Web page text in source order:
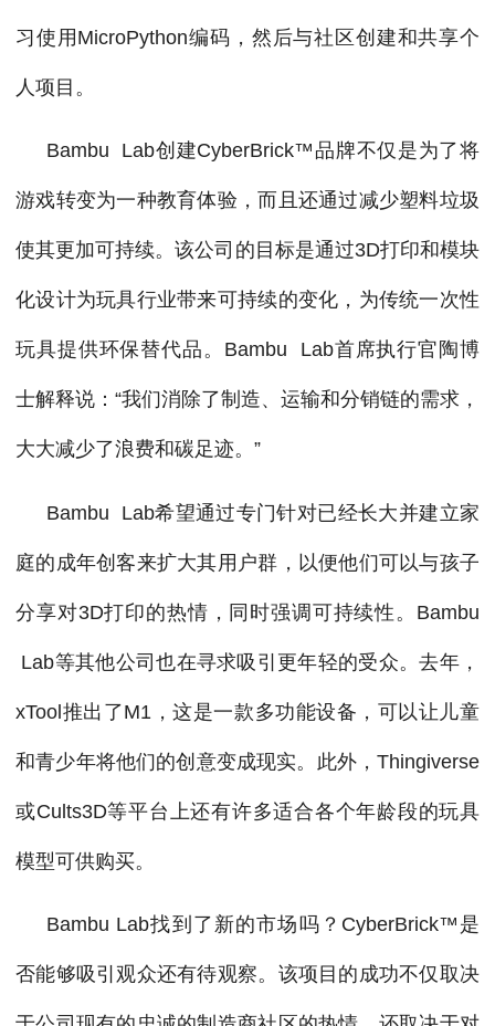
习使用MicroPython编码，然后与社区创建和共享个
人项目。
Bambu Lab创建CyberBrick™品牌不仅是为了将
游戏转变为一种教育体验，而且还通过减少塑料垃圾
使其更加可持续。该公司的目标是通过3D打印和模块
化设计为玩具行业带来可持续的变化，为传统一次性
玩具提供环保替代品。Bambu Lab首席执行官陶博
士解释说：“我们消除了制造、运输和分销链的需求，
大大减少了浪费和碳足迹。”
Bambu Lab希望通过专门针对已经长大并建立家
庭的成年创客来扩大其用户群，以便他们可以与孩子
分享对3D打印的热情，同时强调可持续性。Bambu
Lab等其他公司也在寻求吸引更年轻的受众。去年，
xTool推出了M1，这是一款多功能设备，可以让儿童
和青少年将他们的创意变成现实。此外，Thingiverse
或Cults3D等平台上还有许多适合各个年龄段的玩具
模型可供购买。
Bambu Lab找到了新的市场吗？CyberBrick™是
否能够吸引观众还有待观察。该项目的成功不仅取决